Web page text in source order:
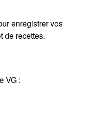
enregistrer vos
de recettes.
VG :